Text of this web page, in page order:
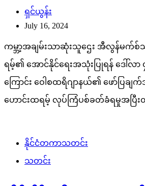
ရှင်ယွန်း
July 16, 2024
ကမ္ဘာ့အချမ်းသာဆုံးသူဌေး အီလွန်မက်
ရမ့်၏ အောင်နိုင်ရေးအသုံးပြုရန် ဒေါ်လ
ကြောင်း ဝေါစထရိဂျာနယ်၏ ဖော်ပြ
ဟောင်းထရမ့် လုပ်ကြံပစ်ခတ်ခံရမှုအပြီး
နိုင်ငံတကာသတင်း
သတင်း